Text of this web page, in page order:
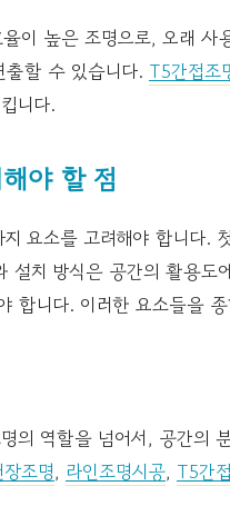
이 높은 조명으로, 오래
할 수 있습니다. T5간접조
니다.
야 할 점
요소를 고려해야 합니다.
설치 방식은 공간의 활용
합니다. 이러한 요소들을
의 역할을 넘어서, 공간의
조명, 라인조명시공, T5간